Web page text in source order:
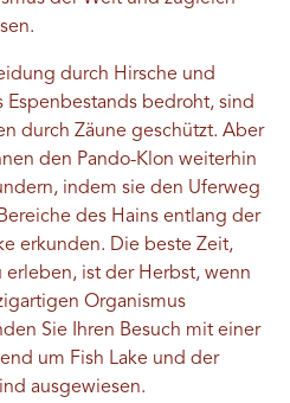
durch Hirsche und
Espenbestands bedroht, sind
durch Zäune geschützt. Aber
den Pando-Klon weiterhin
indem sie den Uferweg
des Hains entlang der
erkunden. Die beste Zeit,
ist der Herbst, wenn
Organismus
Sie Ihren Besuch mit einer
um Fish Lake und der
ausgewiesen.